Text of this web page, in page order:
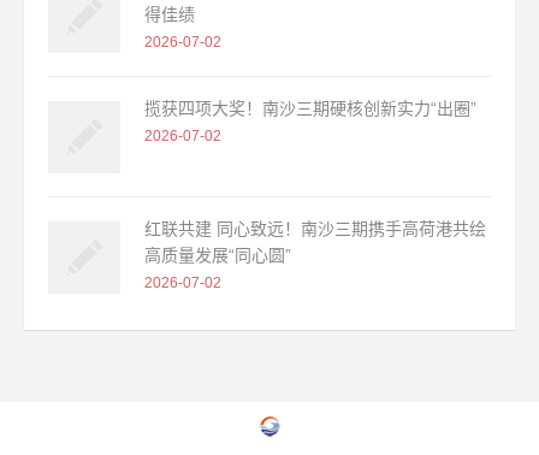
得佳绩
2026-07-02
揽获四项大奖！南沙三期硬核创新实力“出圈”
2026-07-02
红联共建 同心致远！南沙三期携手高荷港共绘
高质量发展“同心圆”
2026-07-02